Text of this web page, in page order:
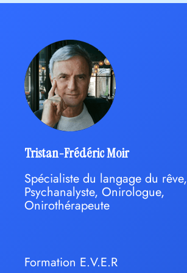
Tristan-Frédéric Moir
Spécialiste du langage du rêve,
Psychanalyste, Onirologue,
Onirothérapeute
Formation E.V.E.R